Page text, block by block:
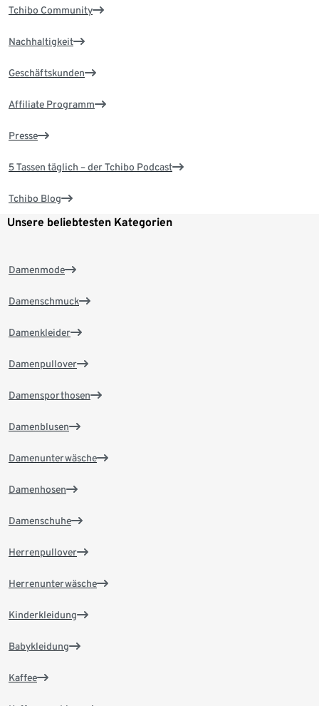
Tchibo Community
Nachhaltigkeit
Geschäftskunden
Affiliate Programm
Presse
5 Tassen täglich – der Tchibo Podcast
Tchibo Blog
Unsere beliebtesten Kategorien
Damenmode
Damenschmuck
Damenkleider
Damenpullover
Damensporthosen
Damenblusen
Damenunterwäsche
Damenhosen
Damenschuhe
Herrenpullover
Herrenunterwäsche
Kinderkleidung
Babykleidung
Kaffee